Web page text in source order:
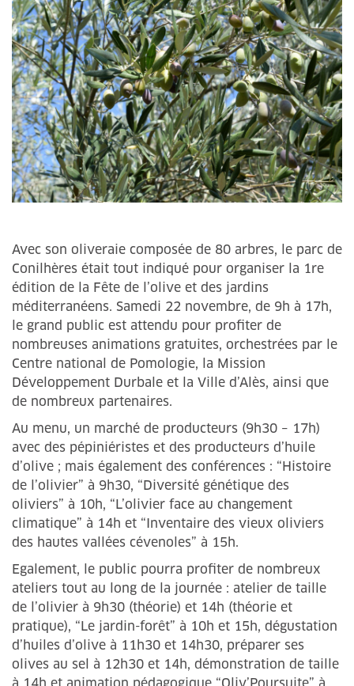
Avec son oliveraie composée de 80 arbres, le parc de
Conilhères était tout indiqué pour organiser la 1re
édition de la Fête de l’olive et des jardins
méditerranéens. Samedi 22 novembre, de 9h à 17h,
le grand public est attendu pour profiter de
nombreuses animations gratuites, orchestrées par le
Centre national de Pomologie, la Mission
Développement Durbale et la Ville d’Alès, ainsi que
de nombreux partenaires.
Au menu, un marché de producteurs (9h30 – 17h)
avec des pépiniéristes et des producteurs d’huile
d’olive ; mais également des conférences : “Histoire
de l’olivier” à 9h30, “Diversité génétique des
oliviers” à 10h, “L’olivier face au changement
climatique” à 14h et “Inventaire des vieux oliviers
des hautes vallées cévenoles” à 15h.
Egalement, le public pourra profiter de nombreux
ateliers tout au long de la journée : atelier de taille
de l’olivier à 9h30 (théorie) et 14h (théorie et
pratique), “Le jardin-forêt” à 10h et 15h, dégustation
d’huiles d’olive à 11h30 et 14h30, préparer ses
olives au sel à 12h30 et 14h, démonstration de taille